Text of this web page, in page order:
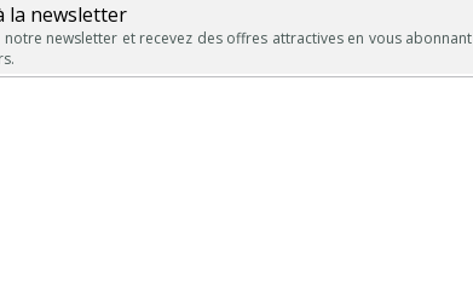
la newsletter
notre newsletter et recevez des offres attractives en vous abonnant